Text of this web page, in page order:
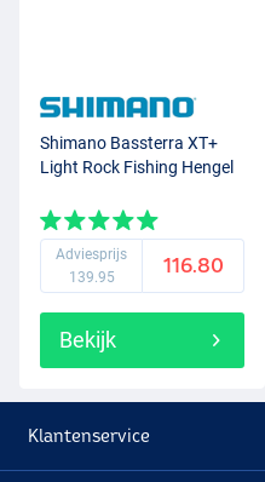
Shimano Bassterra XT+
Light Rock Fishing Hengel
Adviesprijs
139.95
116.80
Bekijk
Klantenservice